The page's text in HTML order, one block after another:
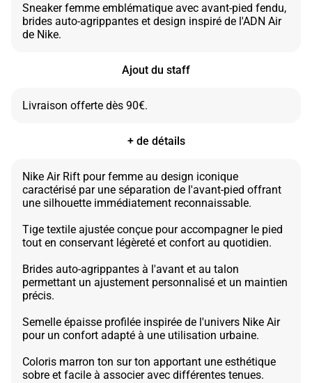
Sneaker femme emblématique avec avant-pied fendu,
brides auto-agrippantes et design inspiré de l'ADN Air
Ajout du staff
+ de détails
Nike Air Rift pour femme au design iconique
caractérisé par une séparation de l'avant-pied offrant
une silhouette immédiatement reconnaissable.
Tige textile ajustée conçue pour accompagner le pied
tout en conservant légèreté et confort au quotidien.
Brides auto-agrippantes à l'avant et au talon
permettant un ajustement personnalisé et un maintien
précis.
Semelle épaisse profilée inspirée de l'univers Nike Air
pour un confort adapté à une utilisation urbaine.
Coloris marron ton sur ton apportant une esthétique
sobre et facile à associer avec différentes tenues.